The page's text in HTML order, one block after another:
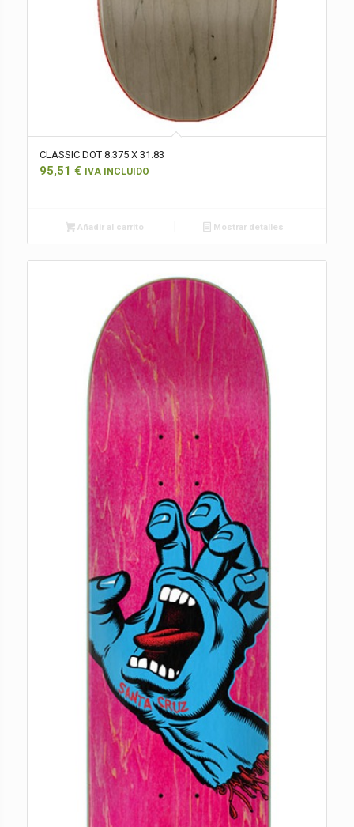
CLASSIC DOT 8.375 X 31.83
95,51 € IVA INCLUIDO
Añadir al carrito Mostrar detalles